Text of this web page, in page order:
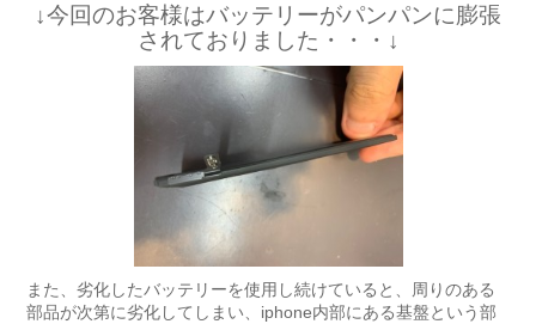
↓今回のお客様はバッテリーがパンパンに膨張
されておりました・・・↓
また、劣化したバッテリーを使用し続けていると、周りのある
部品が次第に劣化してしまい、iphone内部にある基盤という部